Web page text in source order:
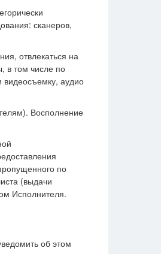
сканеров,
отвлекаться на
в том числе по
аудио
Восполнение
по
(выдачи
Исполнителя.
об этом